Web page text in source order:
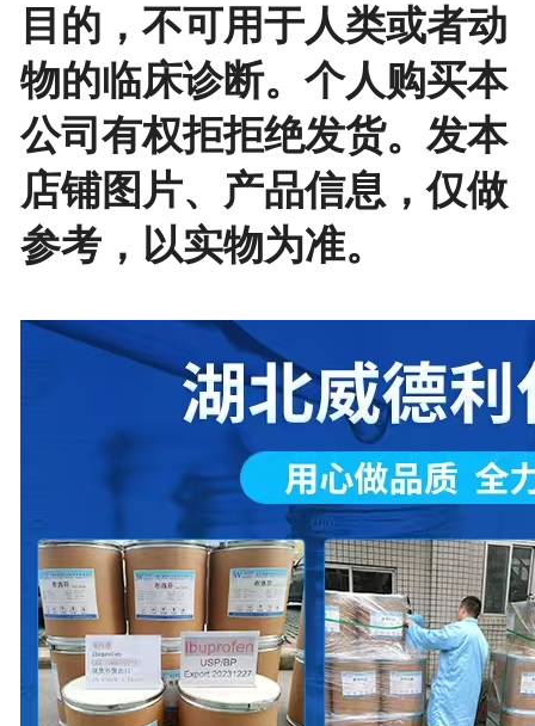
目的，不可用于人类或者动
物的临床诊断。个人购买本
公司有权拒拒绝发货。发本
店铺图片、产品信息，仅做
参考，以实物为准。